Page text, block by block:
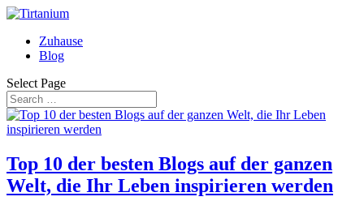
Zuhause
Blog
Select Page
Top 10 der besten Blogs auf der ganzen
Welt, die Ihr Leben inspirieren werden